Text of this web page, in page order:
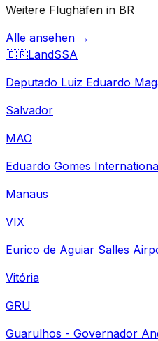
Weitere Flughäfen in BR
Alle ansehen →
🇧🇷LandSSA
Deputado Luiz Eduardo
Salvador
MAO
Eduardo Gomes
Manaus
VIX
Eurico de Aguiar Salles
Vitória
GRU
Guarulhos - Governador